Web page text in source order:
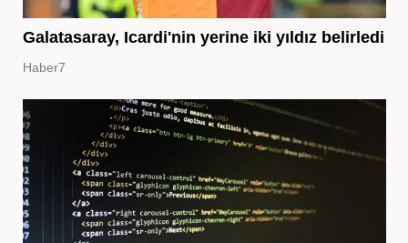
Galatasaray, Icardi'nin yerine iki yıldız belirledi
Haber7